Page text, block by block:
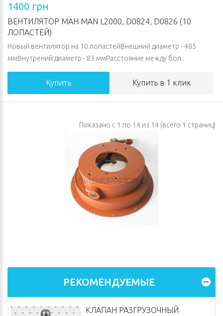
1400 грн
ВЕНТИЛЯТОР МАН MAN L2000, D0824, D0826 (10
ЛОПАСТЕЙ)
Новый вентилятор на 10 лопастейВнешний диаметр - 485
ммВнутрений диаметр - 83 ммРасстояние между бол..
Купить Купить в 1 клик
Показано с 1 по 14 из 14 (всего 1 страниц)
РЕКОМЕНДУЕМЫЕ
КЛАПАН РАЗГРУЗОЧНЫЙ